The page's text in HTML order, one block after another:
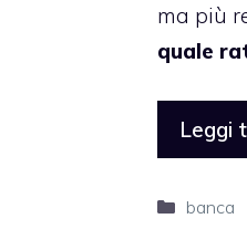
ma più
quale
Leggi
banca